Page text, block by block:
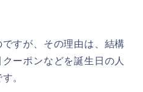
すが、その理由は、結構
ーポンなどを誕生日の人
。